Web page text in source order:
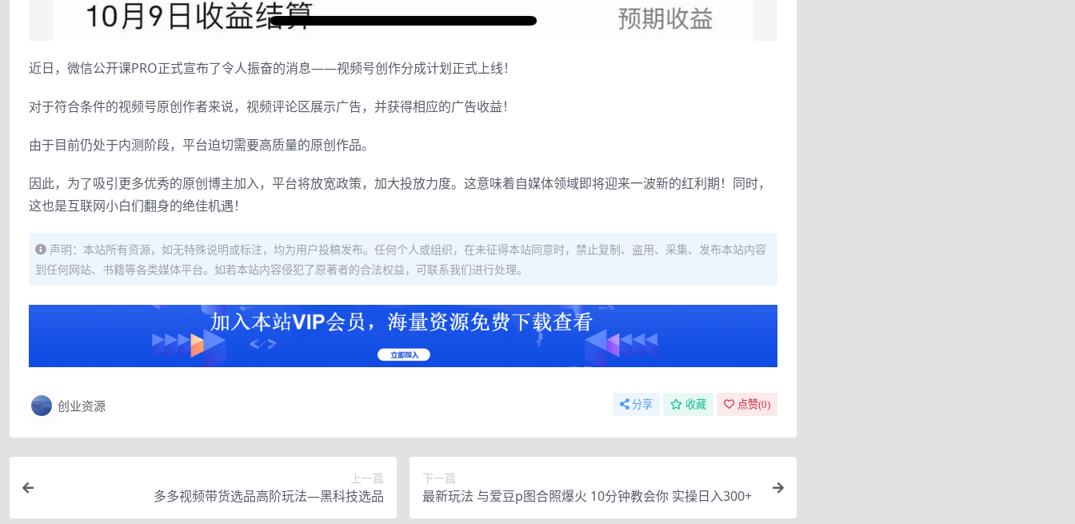
近日，微信公开课PRO正式宣布了令人振奋的消息——视频号创作分成计划正式上线！
对于符合条件的视频号原创作者来说，视频评论区展示广告，并获得相应的广告收益！
由于目前仍处于内测阶段，平台迫切需要高质量的原创作品。
因此，为了吸引更多优秀的原创博主加入，平台将放宽政策，加大投放力度。这意味着自媒体领域即将迎来一波新的红利期！同时，
这也是互联网小白们翻身的绝佳机遇！
声明：本站所有资源，如无特殊说明或标注，均为用户投稿发布。任何个人或组织，在未征得本站同意时，禁止复制、盗用、采集、发布本站内容
到任何网站、书籍等各类媒体平台。如若本站内容侵犯了原著者的合法权益，可联系我们进行处理。
创业资源 分享 收藏 点赞(0)
上一篇
多多视频带货选品高阶玩法—黑科技选品
下一篇
最新玩法 与爱豆p图合照爆火 10分钟教会你 实操日入300+